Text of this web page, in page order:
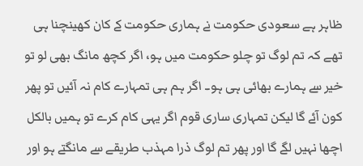
ظاہر ہے سعودی حکومت نے ہماری حکومت کے کان کھینچنا ہی
تھے کہ تم لوگ تو چلو حکومت میں ہو، اگر کچھ مانگ بھی لو تو
خیر سے ہمارے بھائی ہی ہو۔ اگر ہم ہی تمہارے کام نہ آئیں تو پھر
کون آئے گا لیکن تمہاری ساری قوم اگر یہی کام کرے تو ہمیں بالکل
اچھا نہیں لگے گا اور پھر تم لوگ ذرا مہذب طریقے سے مانگتے ہو اور